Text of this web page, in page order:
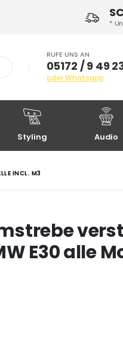
*
RUFE UNS AN
05172 / 9 49
oder Whatsapp
Styling Audio
INCL. M3
E30 alle